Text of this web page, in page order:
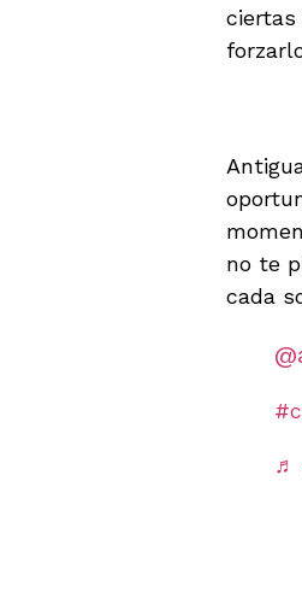
ciertas
no te
cada
♬